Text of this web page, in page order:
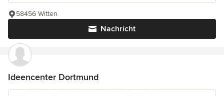
Nachricht
58456 Witten
Ideencenter Dortmund